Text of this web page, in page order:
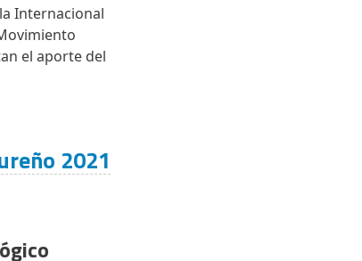
Internacional
el aporte del
2021